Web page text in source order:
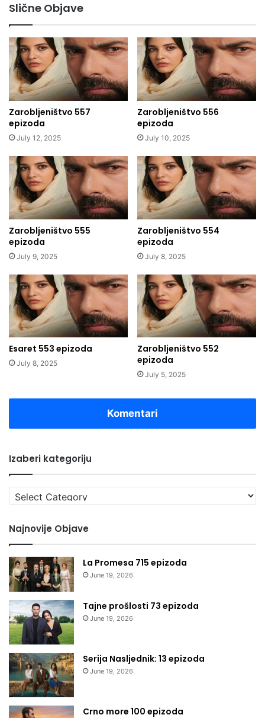
Slične Objave
Zarobljeništvo 557
epizoda
July 12, 2025
Zarobljeništvo 556
epizoda
July 10, 2025
Zarobljeništvo 555
epizoda
July 9, 2025
Zarobljeništvo 554
epizoda
July 8, 2025
Esaret 553 epizoda
July 8, 2025
Zarobljeništvo 552
epizoda
July 5, 2025
Komentari
Izaberi kategoriju
Izaberi
kategoriju
Najnovije Objave
La Promesa 715 epizoda
June 19, 2026
Tajne prošlosti 73 epizoda
June 19, 2026
Serija Nasljednik: 13 epizoda
June 19, 2026
Crno more 100 epizoda